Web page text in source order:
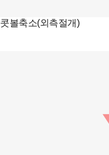
콧볼축소(외측절개)